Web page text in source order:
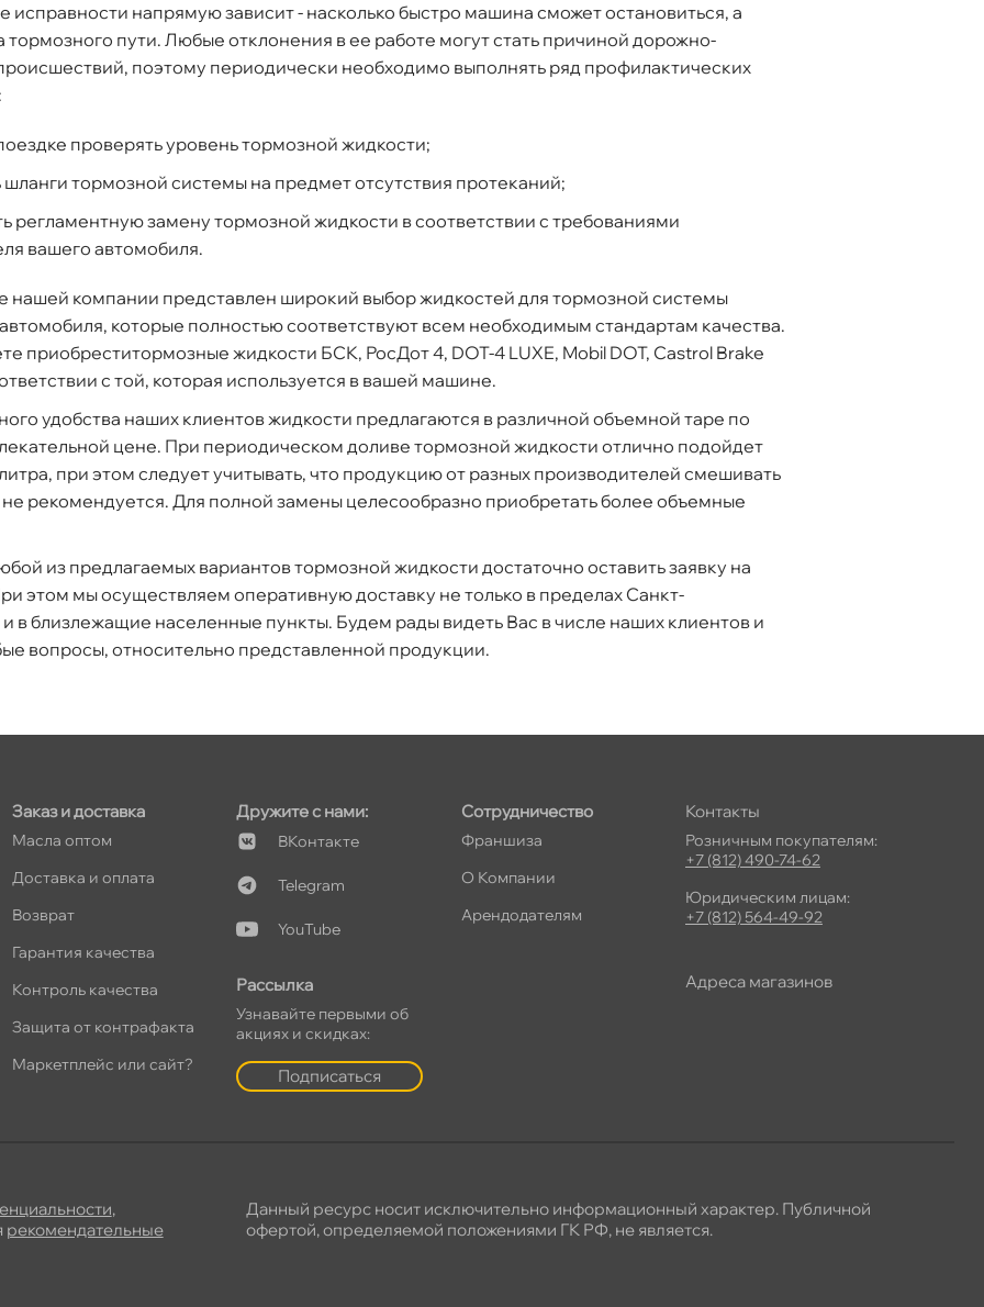
напрямую зависит - насколько быстро машина сможет остановиться, а
тормозного пути. Любые отклонения в ее работе могут стать причиной дорожно-
поэтому периодически необходимо выполнять ряд профилактических
проверять уровень тормозной жидкости;
шланги тормозной системы на предмет отсутствия протеканий;
регламентную замену тормозной жидкости в соответствии с требованиями
вашего автомобиля.
компании представлен широкий выбор жидкостей для тормозной системы
которые полностью соответствуют всем необходимым стандартам качества.
приобреститормозные жидкости БСК, РосДот 4, DOT-4 LUXE, Mobil DOT, Castrol Brake
с той, которая используется в вашей машине.
удобства наших клиентов жидкости предлагаются в различной объемной таре по
цене. При периодическом доливе тормозной жидкости отлично подойдет
при этом следует учитывать, что продукцию от разных производителей смешивать
не рекомендуется. Для полной замены целесообразно приобретать более объемные
из предлагаемых вариантов тормозной жидкости достаточно оставить заявку на
этом мы осуществляем оперативную доставку не только в пределах Санкт-
в близлежащие населенные пункты. Будем рады видеть Вас в числе наших клиентов и
вопросы, относительно представленной продукции.
Заказ и доставка
Масла оптом
Доставка и оплата
озврат
Гарантия качества
Контроль качества
Защита от контрафакта
Маркетплейс или сайт?
Дружите с нами:
Контакте
Telegram
YouTube
Рассылка
Узнавайте первыми о
акциях и скидках:
Подписаться
Сотрудничество
Франшиза
О Компании
Арендодателям
Контакты
Розничным покупателям:
+7 (812) 490-74-62
Юридическим лицам:
+7 (812) 564-49-92
Адреса магазино
,
рекомендательные
Данный ресурс носит исключительно информационный характер. Публичной
офертой, определяемой положениями ГК РФ, не является.